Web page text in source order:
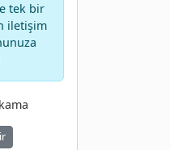
tek bir
iletişim